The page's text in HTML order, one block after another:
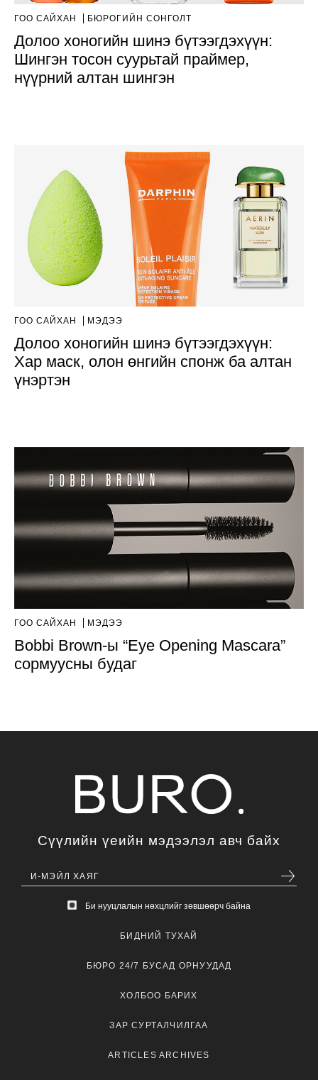
ГОО САЙХАН БЮРОГИЙН СОНГОЛТ
Долоо хоногийн шинэ бүтээгдэхүүн:
Шингэн тосон суурьтай праймер,
нүүрний алтан шингэн
ГОО САЙХАН МЭДЭЭ
Долоо хоногийн шинэ бүтээгдэхүүн:
Хар маск, олон өнгийн спонж ба алтан
үнэртэн
ГОО САЙХАН МЭДЭЭ
Bobbi Brown-ы “Eye Opening Mascara”
сормуусны будаг
Сүүлийн үеийн мэдээлэл авч байх
Би нууцлалын нөхцлийг зөвшөөрч байна
БИДНИЙ ТУХАЙ
БЮРО 24/7 БУСАД ОРНУУДАД
ХОЛБОО БАРИХ
ЗАР СУРТАЛЧИЛГАА
ARTICLES ARCHIVES